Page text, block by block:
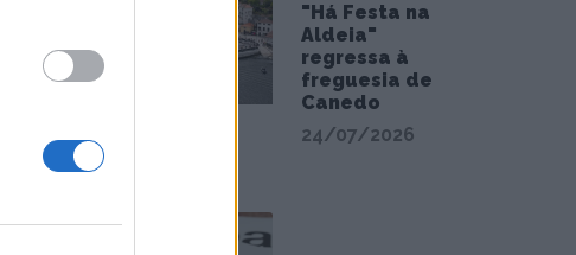
"Há Festa na
Aldeia"
regressa à
freguesia de
Canedo
24/07/2026